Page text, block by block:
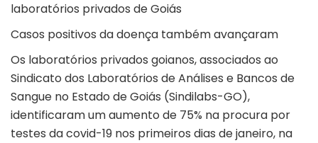
laboratórios privados de Goiás
Casos positivos da doença também avançaram
Os laboratórios privados goianos, associados ao
Sindicato dos Laboratórios de Análises e Bancos de
Sangue no Estado de Goiás (Sindilabs-GO),
identificaram um aumento de 75% na procura por
testes da covid-19 nos primeiros dias de janeiro, na